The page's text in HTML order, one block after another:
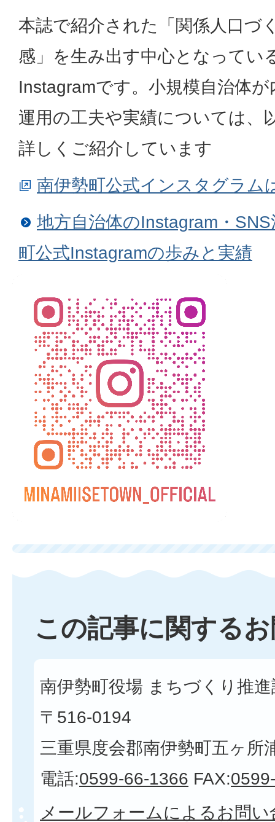
本誌で紹介された「関係人口づ
感」を生み出す中心となってい
Instagramです。小規模自治体
運用の工夫や実績については、
詳しくご紹介しています
南伊勢町公式インスタグラム
地方自治体のInstagram・
町公式Instagramの歩みと実績
この記事に関する
南伊勢町役場 まちづくり推
〒516-0194
三重県度会郡南伊勢町五ヶ所
電話:0599-66-1366 FAX:
メールフォームによるお問い